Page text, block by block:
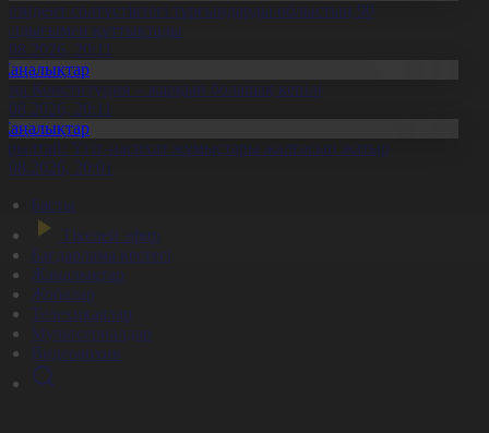
солтүстіктегі тұрғындарды облыстың 90
құттықтады
20:11
Конституция – жарқын болашақ кепілі
20:11
Үгіт-насихат жұмыстары жалғасып жатыр
20:01
Басты
Тікелей эфир
Бағдарлама кестесі
Жаңалықтар
Жобалар
Телехикаялар
Мультсериалдар
Видеоархив